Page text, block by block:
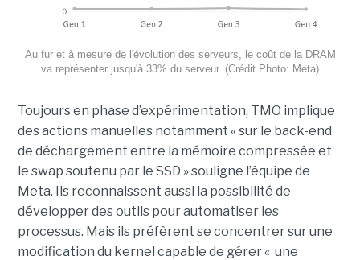
Au fur et à mesure de l'évolution des serveurs, le coût de la DRAM
va représenter jusqu'à 33% du serveur. (Crédit Photo: Meta)
Toujours en phase d’expérimentation, TMO implique
des actions manuelles notamment « sur le back-end
de déchargement entre la mémoire compressée et
le swap soutenu par le SSD » souligne l’équipe de
Meta. Ils reconnaissent aussi la possibilité de
développer des outils pour automatiser les
processus. Mais ils préfèrent se concentrer sur une
modification du kernel capable de gérer « une